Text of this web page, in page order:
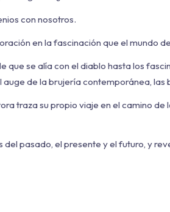
con nosotros.
en la fascinación que el mundo
que se alía con el diablo hasta los
de la brujería contemporánea,
traza su propio viaje en el camino
del pasado, el presente y el futuro, y